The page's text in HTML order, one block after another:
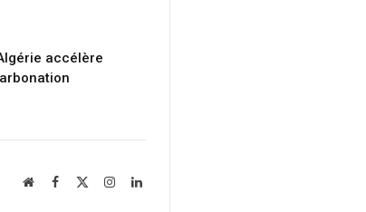
accélère
WebsiteFacebook InstagramLinkedIn